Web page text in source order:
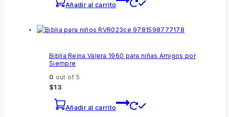
Añadir al carrito
Biblia Reina Valera 1960 para niñas Amigos por
Siempre
0 out of 5
$13
Añadir al carrito